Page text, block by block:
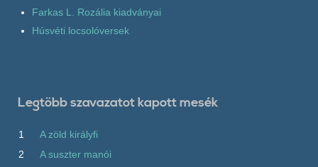
Farkas L. Rozália kiadványai
Húsvéti locsolóversek
Legtöbb szavazatot kapott mesék
1
A zöld királyfi
2
A suszter manói